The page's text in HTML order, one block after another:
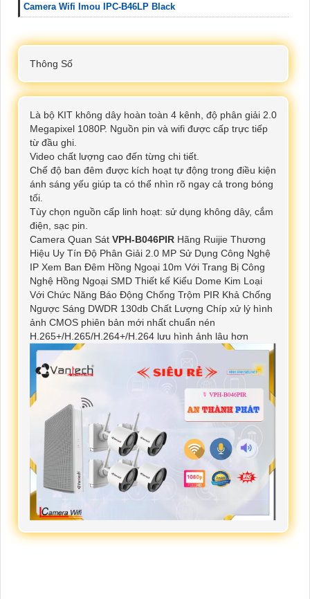
Camera Wifi Imou IPC-B46LP Black
Thông Số
Là bộ KIT không dây hoàn toàn 4 kênh, độ phân giải 2.0
Megapixel 1080P. Nguồn pin và wifi được cấp trực tiếp
từ đầu ghi.
Video chất lượng cao đến từng chi tiết.
Chế độ ban đêm được kích hoạt tự động trong điều kiện
ánh sáng yếu giúp ta có thể nhìn rõ ngay cả trong bóng
tối.
Tùy chọn nguồn cấp linh hoạt: sử dụng không dây, cắm
điện, sạc pin.
Camera Quan Sát VPH-B046PIR Hãng Ruijie Thương
Hiệu Uy Tín Độ Phân Giải 2.0 MP Sử Dụng Công Nghệ
IP Xem Ban Đêm Hồng Ngoại 10m Với Trang Bị Công
Nghệ Hồng Ngoại SMD Thiết kế Kiểu Dome Kim Loại
Với Chức Năng Báo Động Chống Trộm PIR Khả Chống
Ngược Sáng DWDR 130db Chất Lượng Chíp xử lý hình
ảnh CMOS phiên bản mới nhất chuẩn nén
H.265+/H.265/H.264+/H.264 lưu hình ảnh lâu hơn